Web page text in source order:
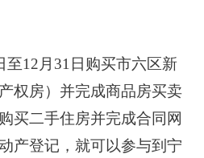
12月31日购买市六区新
权房）并完成商品房买卖
买二手住房并完成合同网
产登记，就可以参与到宁